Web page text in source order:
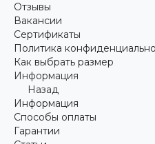
Отзывы
Вакансии
Сертификаты
Политика
Как выбрать размер
Информация
Назад
Информация
Способы оплаты
Гарантии